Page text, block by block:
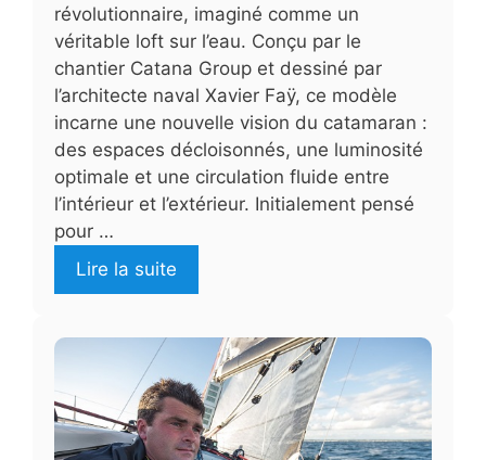
révolutionnaire, imaginé comme un
véritable loft sur l’eau. Conçu par le
chantier Catana Group et dessiné par
l’architecte naval Xavier Faÿ, ce modèle
incarne une nouvelle vision du catamaran :
des espaces décloisonnés, une luminosité
optimale et une circulation fluide entre
l’intérieur et l’extérieur. Initialement pensé
pour …
Lire la suite